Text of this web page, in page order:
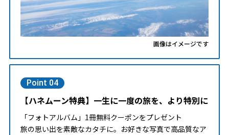
画像はイメージです
Point 04
【ハネムーン特典】一生に一度の旅を、より特別に
「フォトアルバム」1冊無料クーポンをプレゼント
旅の思い出を素敵なカタチに。お好きな写真で高品質なア